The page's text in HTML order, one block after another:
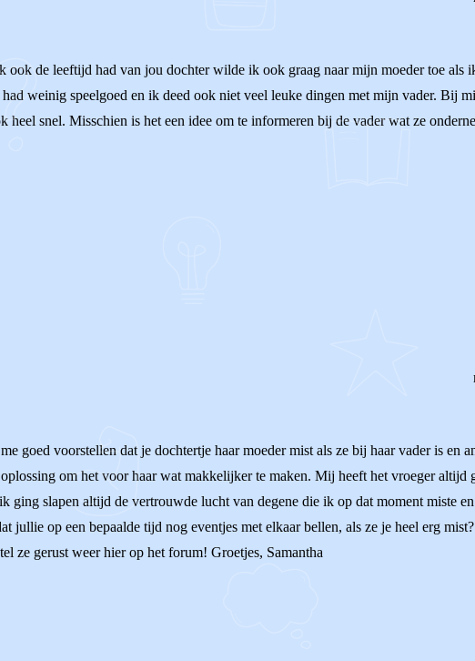
de leeftijd had van jou dochter wilde ik ook graag naar mijn moeder toe als
weinig speelgoed en ik deed ook niet veel leuke dingen met mijn vader. Bij
snel. Misschien is het een idee om te informeren bij de vader wat ze
goed voorstellen dat je dochtertje haar moeder mist als ze bij haar vader is en
om het voor haar wat makkelijker te maken. Mij heeft het vroeger altijd
ging slapen altijd de vertrouwde lucht van degene die ik op dat moment miste
jullie op een bepaalde tijd nog eventjes met elkaar bellen, als ze je heel erg
ze gerust weer hier op het forum! Groetjes, Samantha